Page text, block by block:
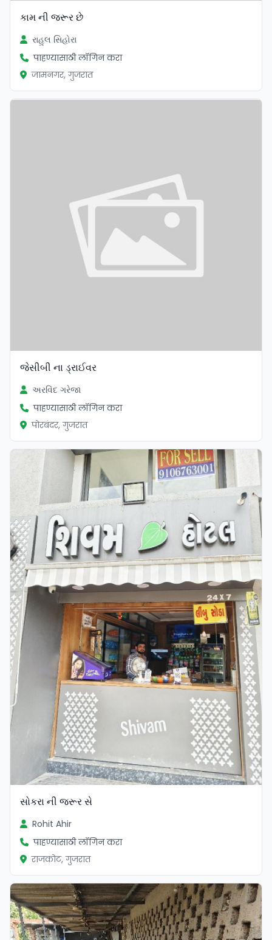
કામ ની જરૂર છે
રાહુલ સિહોરા
पाहण्यासाठी लॉगिन करा
जामनगर, गुजरात
જેસીબી ના ડ્રાઈવર
અરવિંદ ગરેજા
पाहण्यासाठी लॉगिन करा
पोरबंदर, गुजरात
સોકરા ની જરૂર સે
Rohit Ahir
पाहण्यासाठी लॉगिन करा
राजकोट, गुजरात